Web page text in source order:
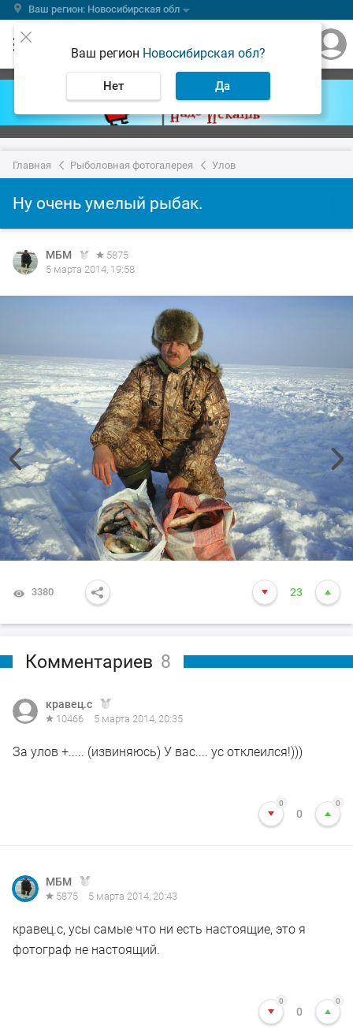
Ваш регион: Новосибирская обл
Ваш регион Новосибирская обл?
Нет Да
Главная Рыболовная фотогалерея Улов
Ну очень умелый рыбак.
МБМ
5875
5 марта 2014, 19:58
3380 23
Комментариев 8
кравец.с
10466 5 марта 2014, 20:35
За улов +..... (извиняюсь) У вас.... ус отклеился!)))
0
0
0
МБМ
5875 5 марта 2014, 20:43
кравец.с, усы самые что ни есть настоящие, это я
фотограф не настоящий.
0
0
0